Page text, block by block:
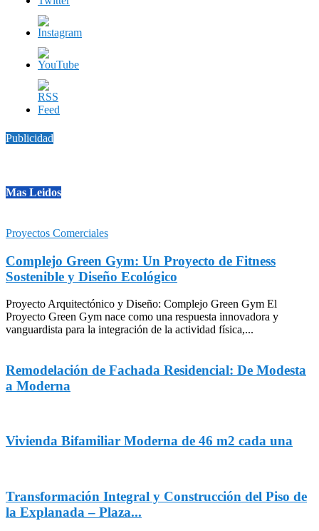
Publicidad
Mas Leidos
Proyectos Comerciales
Complejo Green Gym: Un Proyecto de Fitness
Sostenible y Diseño Ecológico
Proyecto Arquitectónico y Diseño: Complejo Green Gym El
Proyecto Green Gym nace como una respuesta innovadora y
vanguardista para la integración de la actividad física,...
Remodelación de Fachada Residencial: De Modesta
a Moderna
Vivienda Bifamiliar Moderna de 46 m2 cada una
Transformación Integral y Construcción del Piso de
la Explanada – Plaza...